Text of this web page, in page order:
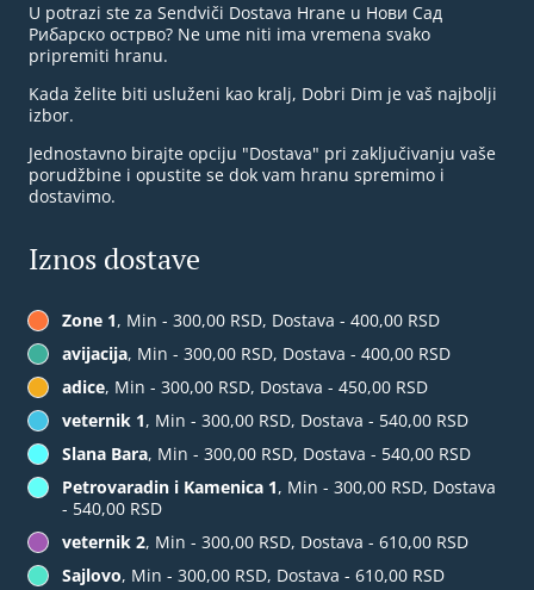
U potrazi ste za Sendviči Dostava Hrane u Нови Сад
Рибарско острво? Ne ume niti ima vremena svako
pripremiti hranu.
Kada želite biti usluženi kao kralj, Dobri Dim je vaš najbolji
izbor.
Jednostavno birajte opciju "Dostava" pri zaključivanju vaše
porudžbine i opustite se dok vam hranu spremimo i
dostavimo.
Iznos dostave
Zone 1, Min - 300,00 RSD, Dostava - 400,00 RSD
avijacija, Min - 300,00 RSD, Dostava - 400,00 RSD
adice, Min - 300,00 RSD, Dostava - 450,00 RSD
veternik 1, Min - 300,00 RSD, Dostava - 540,00 RSD
Slana Bara, Min - 300,00 RSD, Dostava - 540,00 RSD
Petrovaradin i Kamenica 1, Min - 300,00 RSD, Dostava
- 540,00 RSD
veternik 2, Min - 300,00 RSD, Dostava - 610,00 RSD
Sajlovo, Min - 300,00 RSD, Dostava - 610,00 RSD